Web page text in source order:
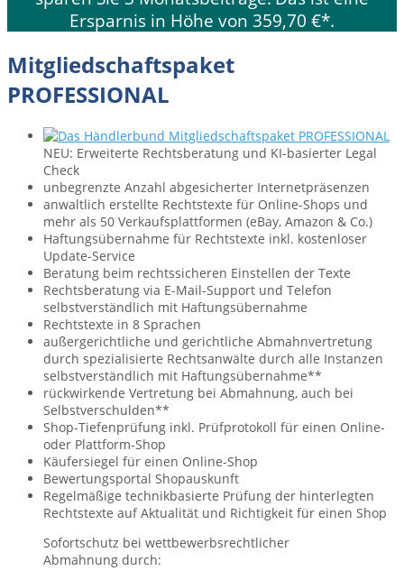
Ersparnis in Höhe von 359,70 €*.
Mitgliedschaftspaket
PROFESSIONAL
NEU: Erweiterte Rechtsberatung und KI-basierter Legal
Check
unbegrenzte Anzahl abgesicherter Internet­präsenzen
anwaltlich erstellte Rechtstexte für Online-Shops und
mehr als 50 Verkaufs­plattformen ­(eBay, Amazon & Co.)
Haftungs­übernahme für Rechtstexte inkl. kostenloser
Update-Service
Beratung beim rechtssicheren Einstellen der Texte
Rechtsberatung via E-Mail-Support und Telefon
selbstverständlich mit Haftungsübernahme
Rechtstexte in 8 Sprachen
außergerichtliche und gerichtliche Abmahn­vertretung
durch spezialisierte Rechts­anwälte durch alle Instanzen
selbstverständlich mit Haftungsübernahme**
rückwirkende Vertretung bei Abmahnung, auch bei
Selbstverschulden**
Shop-Tiefenprüfung inkl. Prüf­protokoll für einen Online-
oder Plattform-Shop
Käufersiegel für einen Online-Shop
Bewertungsportal Shopauskunft
Regelmäßige technikbasierte Prüfung der hinterlegten
Rechtstexte auf Aktualität und Richtigkeit für einen Shop
Sofortschutz bei wettbewerbsrechtlicher
Abmahnung durch: